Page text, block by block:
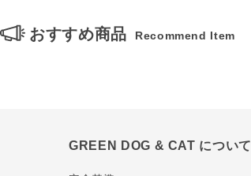
おすすめ商品 Recommend Item
GREEN DOG & CAT について